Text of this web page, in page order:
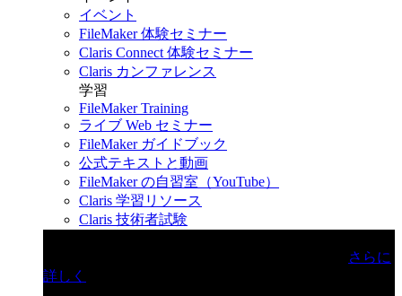
イベント
FileMaker 体験セミナー
Claris Connect 体験セミナー
Claris カンファレンス
学習
FileMaker Training
ライブ Web セミナー
FileMaker ガイドブック
公式テキストと動画
FileMaker の自習室（YouTube）
Claris 学習リソース
Claris 技術者試験
さらに
詳しく